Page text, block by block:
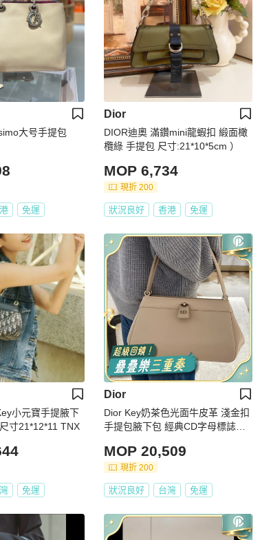
大号手提包
免運
Dior
DIOR迪奧 滿鑽mini龍蝦扣 緞面橄
欖綠 手提包 尺寸:21*10*5cm ）
MOP 6,734
現折 200
狀況良好 香港 免運
小元寶手提腋下
寸21*12*11 TNX
免運
Dior
Dior Key奶茶色光面牛皮革 淺金扣
手提包腋下包 經典CD字母標誌扣
子 吊牌 保卡
MOP 20,509
現折 200
狀況良好 台灣 免運